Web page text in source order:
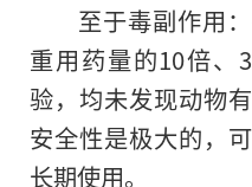
至于毒副作用
重用药量的10倍、
验，均未发现动物
安全性是极大的，
长期使用。